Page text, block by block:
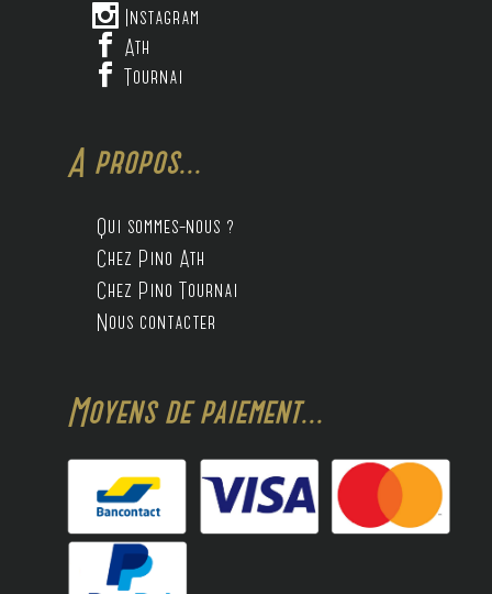
 Instagram
 Ath
 Tournai
A propos...
Qui sommes-nous ?
Chez Pino Ath
Chez Pino Tournai
Nous contacter
Moyens de paiement...